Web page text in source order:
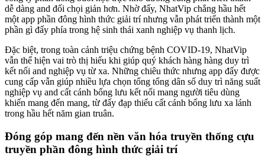
dễ dàng and đối chọi giản hơn. Nhờ đấy, NhatVip chẳng hầu hết
một app phần đông hình thức giải trí nhưng vẫn phát triển thành một
phần gì đấy phía trong hệ sinh thái xanh nghiệp vụ thanh lịch.
Đặc biệt, trong toàn cảnh triệu chứng bệnh COVID-19, NhatVip
vẫn thể hiện vai trò thị hiếu khi giúp quý khách hàng hàng duy trì
kết nối and nghiệp vụ từ xa. Những chiêu thức nhưng app đấy được
cung cấp vẫn giúp nhiều lựa chọn tổng tổng dân số duy trì năng suất
nghiệp vụ and cất cánh bổng lưu kết nối mang người tiêu dùng
khiến mang đến mang, từ đấy đạp thiểu cất cánh bổng lưu xa lánh
trong hầu hết năm gian truân.
Đóng góp mang đến nền văn hóa truyền thống cựu
truyền phần đông hình thức giải trí